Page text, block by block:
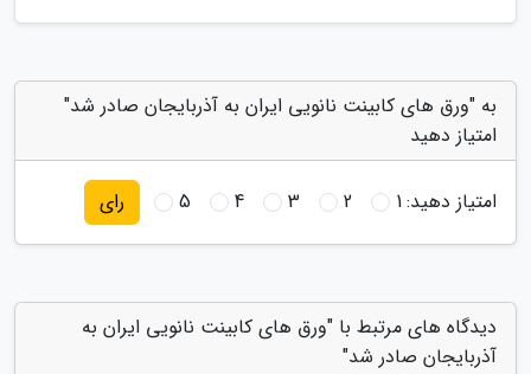
به "ورق های کابینت نانویی ایران به آذربایجان صادر شد"
امتیاز دهید
امتیاز دهید:1
2
3
4
5 رای
دیدگاه های مرتبط با "ورق های کابینت نانویی ایران به
آذربایجان صادر شد"